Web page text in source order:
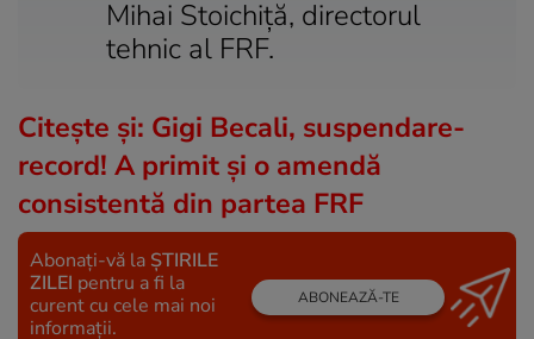
Mihai Stoichiță, directorul
tehnic al FRF.
Citește și: Gigi Becali, suspendare-
record! A primit şi o amendă
consistentă din partea FRF
Abonați-vă la ȘTIRILE
ZILEI pentru a fi la
curent cu cele mai noi
informații.
ABONEAZĂ-TE